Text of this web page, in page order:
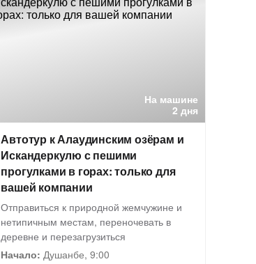
На машине
2 дня
Автотур к Алаудинским озёрам и
Искандеркулю с пешими
прогулками в горах: только для
вашей компании
Отправиться к природной жемчужине и
нетипичным местам, переночевать в
деревне и перезагрузиться
Начало: Душанбе, 9:00